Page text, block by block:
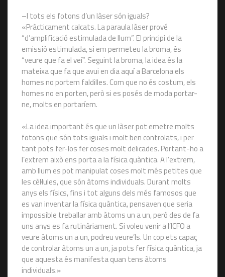
–I tots els fotons d’un làser són iguals?
«Pràcticament calcats. La paraula làser prové
“d’amplificació estimulada de llum”. El principi de la
emissió estimulada, si em permeteu la broma, és
“veure que fa el veí”. Seguint la broma, la idea és la
mateixa que fa que avui en dia aquí a Barcelona els
homes no portem faldilles. Com que no és costum, els
homes no en porten, però si es posés de moda portar-
ne, molts en portaríem.
«La idea important és que un làser pot emetre molts
fotons que són tots iguals i molt ben controlats, i per
tant pots fer-los fer coses molt delicades. Portant-ho a
l’extrem això ens porta a la física quàntica. A l’extrem,
amb llum es pot manipulat coses molt més petites que
les cèl·lules, que són àtoms individuals. Durant molts
anys els físics, fins i tot alguns dels més famosos que
es van inventar la física quàntica, pensaven que seria
impossible treballar amb àtoms un a un, però des de fa
uns anys es fa rutinàriament. Si voleu venir a l’ICFO a
veure àtoms un a un, podreu veure’ls. Un cop ets capaç
de controlar àtoms un a un, ja pots fer física quàntica, ja
que aquesta és manifesta quan tens àtoms
individuals.»